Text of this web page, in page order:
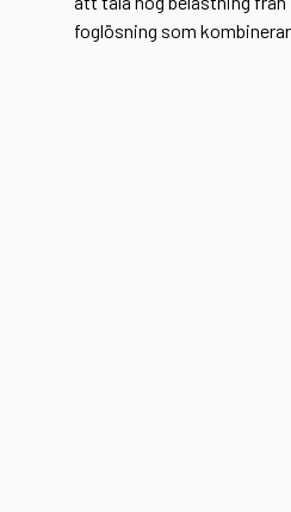
foglösning som